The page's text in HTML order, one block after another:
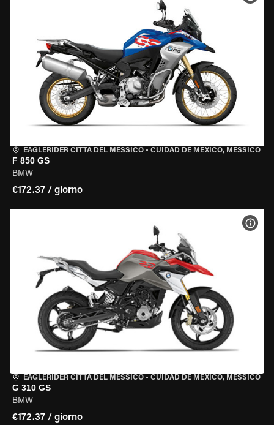
EAGLERIDER CITTÀ DEL MESSICO • CUIDAD DE MEXICO, MESSICO
F 850 GS
BMW
€172.37 / giorno
EAGLERIDER CITTÀ DEL MESSICO • CUIDAD DE MEXICO, MESSICO
G 310 GS
BMW
€172.37 / giorno